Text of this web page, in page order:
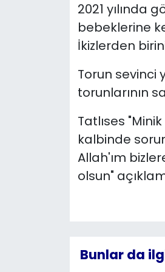
2021 yılında
bebeklerine
İkizlerden
Torun sevinci
torunlarının
Tatlıses
kalbinde
Allah'ım
olsun"
Bunlar da